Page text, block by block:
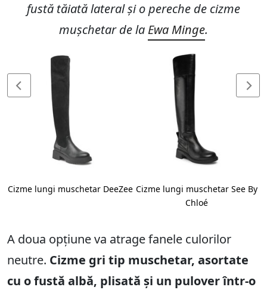
fustă tăiată lateral și o pereche de cizme
mușchetar de la Ewa Minge.
Cizme lungi muschetar DeeZee Cizme lungi muschetar See By
Chloé
A doua opțiune va atrage fanele culorilor
neutre. Cizme gri tip muschetar, asortate
cu o fustă albă, plisată și un pulover într-o